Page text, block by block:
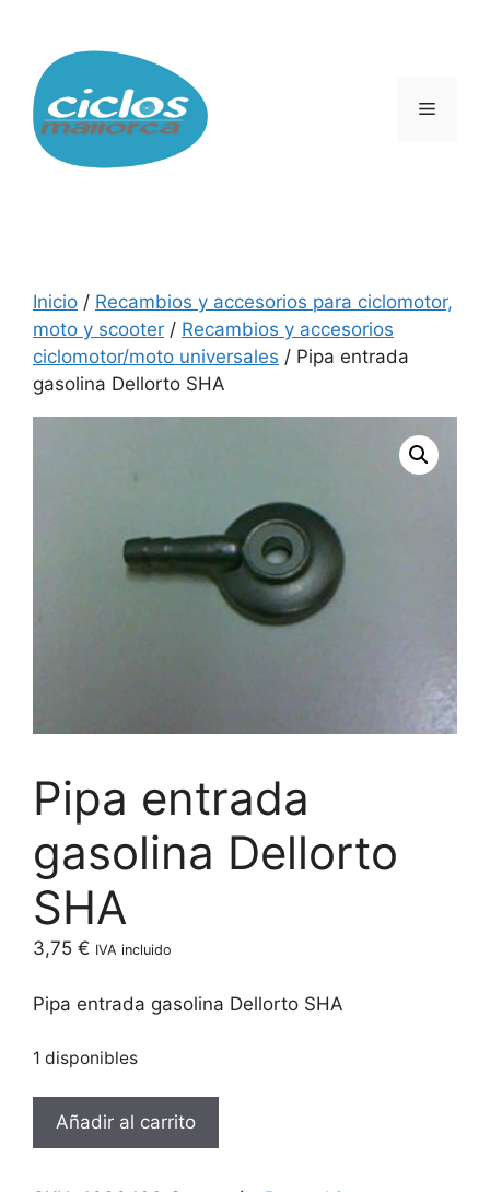
contenido
Menú
Inicio / Recambios y accesorios para ciclomotor,
moto y scooter / Recambios y accesorios
ciclomotor/moto universales / Pipa entrada
gasolina Dellorto SHA
Pipa entrada
gasolina Dellorto
SHA
3,75 € IVA incluido
Pipa entrada gasolina Dellorto SHA
1 disponibles
entrada
Añadir al carrito